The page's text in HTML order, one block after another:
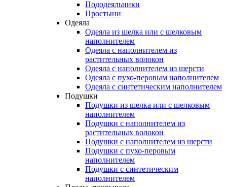
Пододеяльники
Простыни
Одеяла
Одеяла из шелка или с шелковым
наполнителем
Одеяла с наполнителем из
растительных волокон
Одеяла с наполнителем из шерсти
Одеяла с пухо-перовым наполнителем
Одеяла с синтетическим наполнителем
Подушки
Подушки из шелка или с шелковым
наполнителем
Подушки с наполнителем из
растительных волокон
Подушки с наполнителем из шерсти
Подушки с пухо-перовым
наполнителем
Подушки с синтетическим
наполнителем